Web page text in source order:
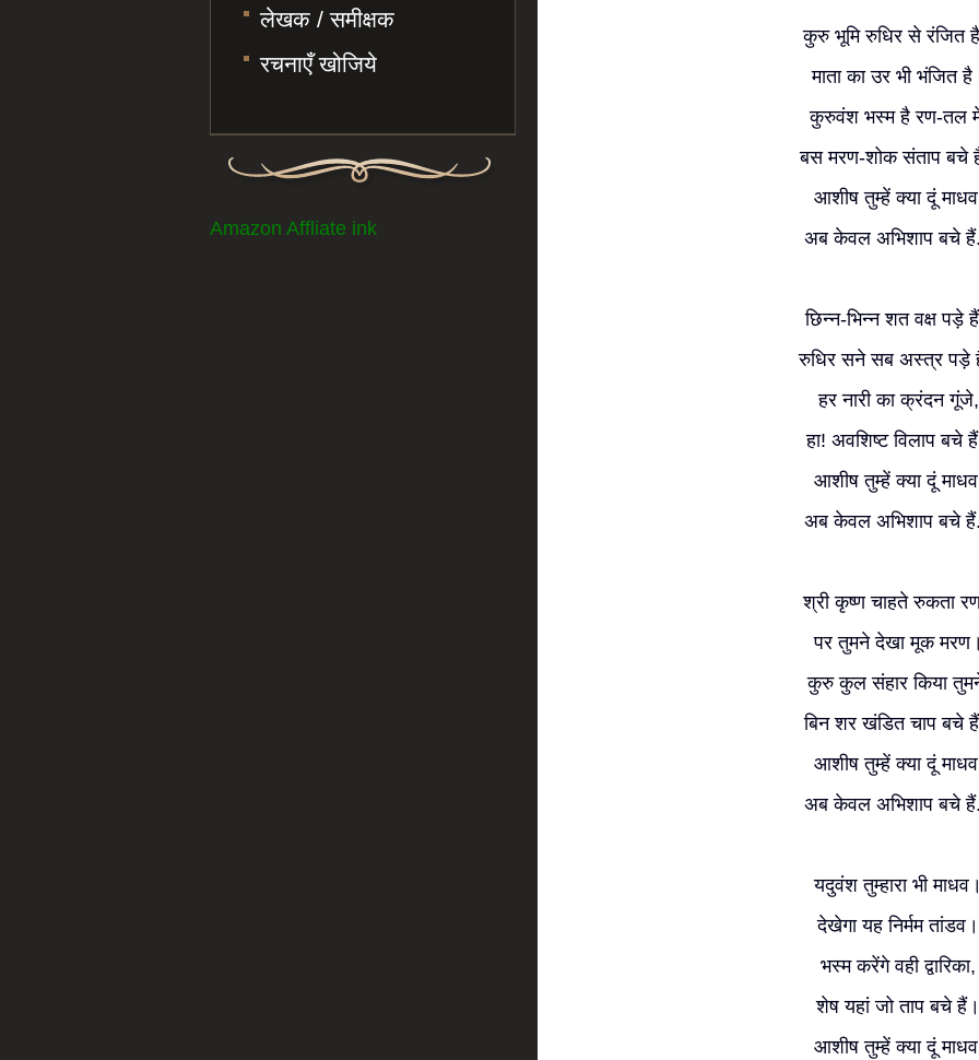
कुरु भूमि रुधिर से रंजित
माता का उर भी भंजित
कुरुवंश भस्म है रण-तल
बस मरण-शोक संताप बचे
आशीष तुम्हें क्या दूं
अब केवल अभिशाप बचे
छिन्न-भिन्न शत वक्ष पड़े
रुधिर सने सब अस्त्र पड़े
हर नारी का क्रंदन गूंजे,
हा! अवशिष्ट विलाप बचे
आशीष तुम्हें क्या दूं
अब केवल अभिशाप बचे
श्री कृष्ण चाहते रुकता
पर तुमने देखा मूक मरण।
कुरु कुल संहार किया
बिन शर खंडित चाप बचे
आशीष तुम्हें क्या दूं
अब केवल अभिशाप बचे
यदुवंश तुम्हारा भी माधव।
देखेगा यह निर्मम तांडव।
भस्म करेंगे वही द्वारिका,
शेष यहां जो ताप बचे हैं।
आशीष तुम्हें क्या दूं
लेखक / समीक्षक
रचनाएँ खोजिये
Amazon Affliate ink